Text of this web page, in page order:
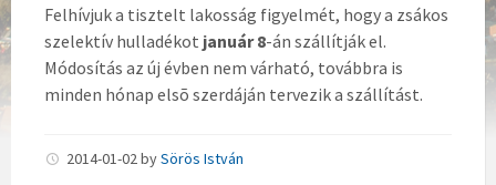
Felhívjuk a tisztelt lakosság figyelmét, hogy a zsákos
szelektív hulladékot január 8-án szállítják el.
Módosítás az új évben nem várható, továbbra is
minden hónap elsõ szerdáján tervezik a szállítást.
2014-01-02bySörös István